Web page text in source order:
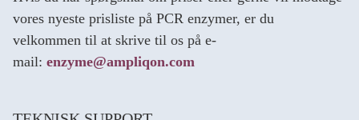
vores nyeste prisliste på PCR enzymer, er du
velkommen til at skrive til os på e-
mail: enzyme@ampliqon.com